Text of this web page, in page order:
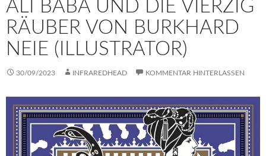
ALI BABA UND DIE VIERZIG
RÄUBER VON BURKHARD
NEIE (ILLUSTRATOR)
30/09/2023 INFRAREDHEAD KOMMENTAR HINTERLASSEN